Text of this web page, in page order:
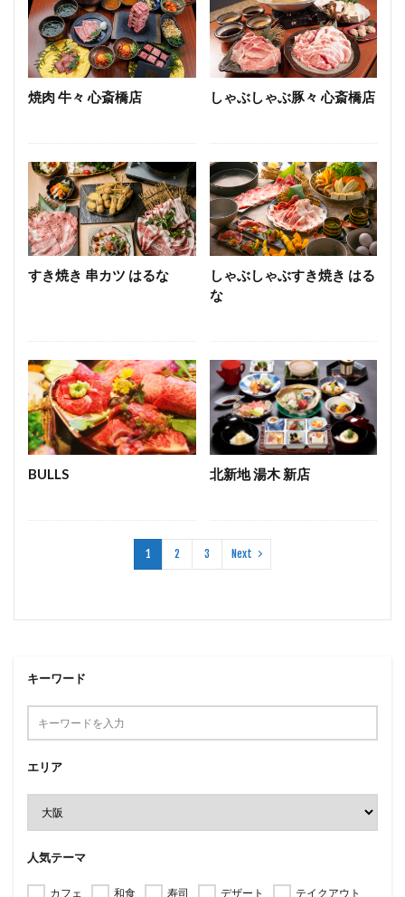
焼肉 牛々 心斎橋店 しゃぶしゃぶ豚々 心斎橋店
すき焼き 串カツ はるな
しゃぶしゃぶすき焼き はる
な
BULLS 北新地 湯木 新店
1 2 3 Next
キーワード
エリア
人気テーマ
カフェ 和食 寿司 デザート テイクアウト